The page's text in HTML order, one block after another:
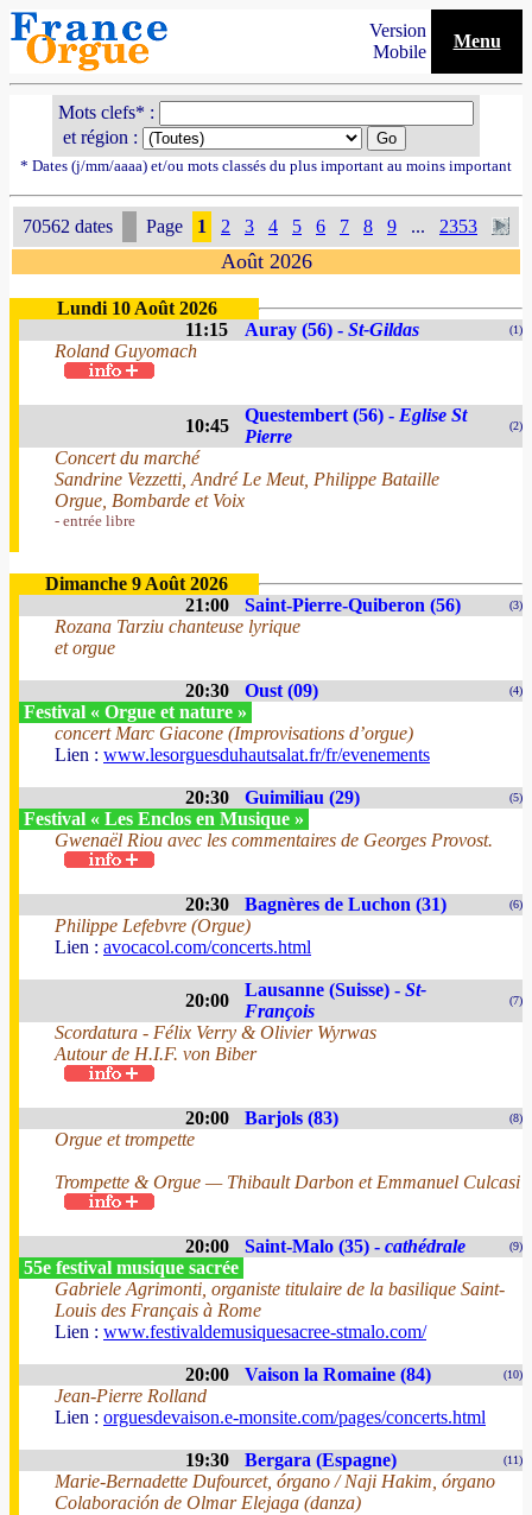
Version
Mobile
Menu
Mots clefs* :
et région :
* Dates (j/mm/aaaa) et/ou mots classés du plus important au moins important
70562 dates Page 1 2 3 4 5 6 7 8 9 ... 2353
Août 2026
Lundi 10 Août 2026
11:15
Auray (56) - St-Gildas (1)
Roland Guyomach
10:45
Questembert (56) - Eglise St
Pierre
(2)
Concert du marché
Sandrine Vezzetti, André Le Meut, Philippe Bataille
Orgue, Bombarde et Voix
- entrée libre
Dimanche 9 Août 2026
21:00
Saint-Pierre-Quiberon (56) (3)
Rozana Tarziu chanteuse lyrique
et orgue
20:30 Oust (09) (4)
Festival « Orgue et nature »
concert Marc Giacone (Improvisations d’orgue)
Lien : www.lesorguesduhautsalat.fr/fr/evenements
20:30 Guimiliau (29) (5)
Festival « Les Enclos en Musique »
Gwenaël Riou avec les commentaires de Georges Provost.
20:30 Bagnères de Luchon (31) (6)
Philippe Lefebvre (Orgue)
Lien : avocacol.com/concerts.html
20:00
Lausanne (Suisse) - St-
François
(7)
Scordatura - Félix Verry & Olivier Wyrwas
Autour de H.I.F. von Biber
20:00 Barjols (83) (8)
Orgue et trompette
Trompette & Orgue — Thibault Darbon et Emmanuel Culcasi
20:00 Saint-Malo (35) - cathédrale (9)
55e festival musique sacrée
Gabriele Agrimonti, organiste titulaire de la basilique Saint-
Louis des Français à Rome
Lien : www.festivaldemusiquesacree-stmalo.com/
20:00 Vaison la Romaine (84) (10)
Jean-Pierre Rolland
Lien : orguesdevaison.e-monsite.com/pages/concerts.html
19:30 Bergara (Espagne) (11)
Marie-Bernadette Dufourcet, órgano / Naji Hakim, órgano
Colaboración de Olmar Elejaga (danza)